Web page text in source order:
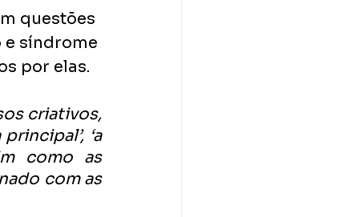
questões
e síndrome
por elas.
criativos,
‘a
como as
com as